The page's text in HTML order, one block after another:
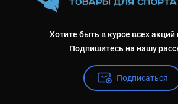
Хотите быть в курсе всех акций
Подпишитесь на нашу
Подписаться